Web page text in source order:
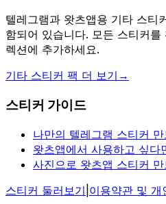
텔레그램과 왓츠앱용 기타 스티
함되어 있습니다. 모든 스티커
렉션에 추가하세요.
기타 스티커 팩 더 보기 →
스티커 가이드
나만의 텔레그램 스티커
왓츠앱에서 사용하고 싶다
사진으로 왓츠앱 스티커
스티커 둘러보기 이용약관 및 개